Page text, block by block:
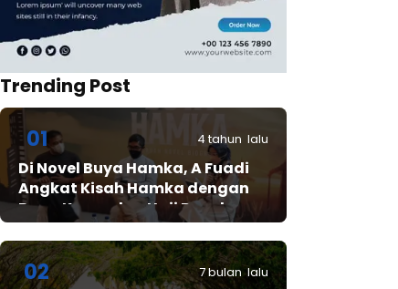
Trending Post
01 4 tahun lalu
Di Novel Buya Hamka, A Fuadi
Angkat Kisah Hamka dengan
Bung Karno dan Haji Rasul
02 7 bulan lalu